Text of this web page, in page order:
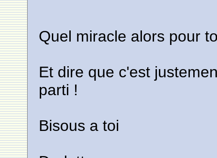
Quel miracle alors pour
Et dire que c'est
parti !
Bisous a toi